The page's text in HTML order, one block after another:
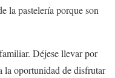
la pastelería porque son
Déjese llevar por
la oportunidad de disfrutar